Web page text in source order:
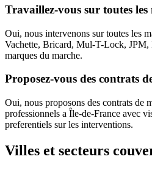
Travaillez-vous sur toutes les
Oui, nous intervenons sur toutes les
Vachette, Bricard, Mul-T-Lock, JPM,
marques du marche.
Proposez-vous des contrats
Oui, nous proposons des contrats de
professionnels a Île-de-France avec
preferentiels sur les interventions.
Villes et secteurs